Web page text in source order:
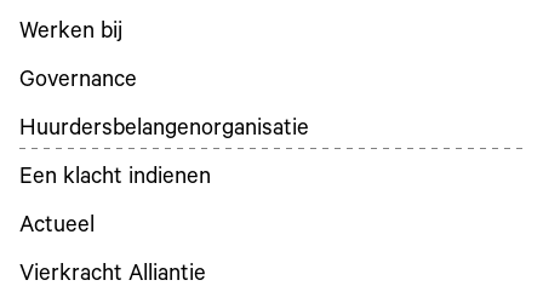
Werken bij
Governance
Huurdersbelangenorganisatie
Een klacht indienen
Actueel
Vierkracht Alliantie